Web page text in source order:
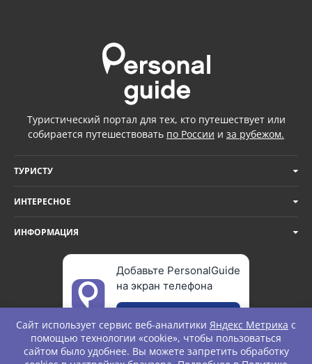
Туристический портал для тех, кто путешествует или
собирается путешествовать по России и за рубежом.
ТУРИСТУ
ИНТЕРЕСНОЕ
ИНФОРМАЦИЯ
Добавьте PersonalGuide
на экран телефона
Сайт использует сервис веб-аналитики Яндекс Метрика с
помощью технологии «cookie», чтобы пользоваться
сайтом было удобнее. Вы можете запретить обработку